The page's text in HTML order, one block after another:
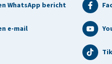
WhatsApp bericht
e-mail